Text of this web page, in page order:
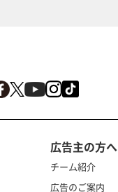
広告主の方へ
チーム紹介
広告のご案内